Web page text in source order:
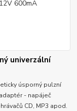
univerzální
úsporný pulzní
- napáječ
CD, MP3 apod.